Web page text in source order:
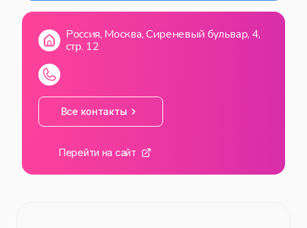
Россия, Москва, Сиреневый бульвар, 4,
стр. 12
Все контакты
Перейти на сайт